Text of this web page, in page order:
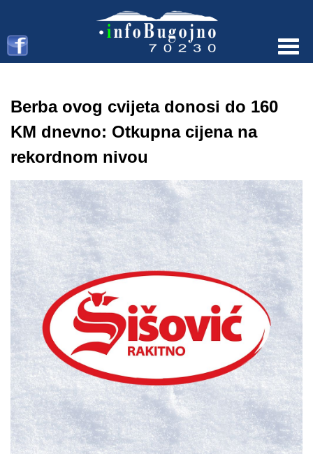
Berba ovog cvijeta donosi do 160
KM dnevno: Otkupna cijena na
rekordnom nivou